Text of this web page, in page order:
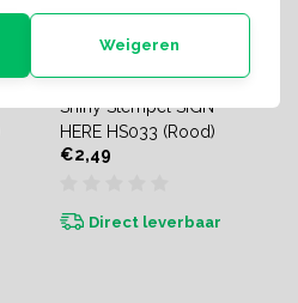
Weigeren
Shiny Stempel SIGN
HERE HS033 (Rood)
€2,49
Direct leverbaar